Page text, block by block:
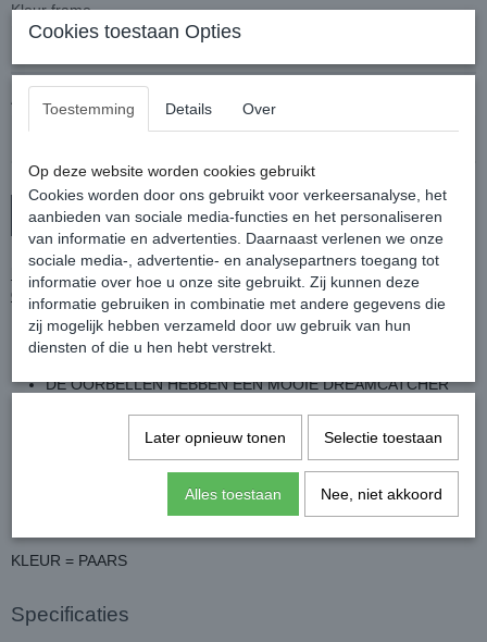
Kleur frame
Aantal
In winkelwagen
HANDGEMAAKTE BOHO HIPPIE DREAMCATCHER
OORBELLEN MET VEREN, TYPE MYSTICAL SPIRITS
PRACHTIGE HANDGEMAAKTE OORBELLEN MET MOOIE
PAARSE VEREN
DE OORBELLEN HEBBEN EEN MOOIE DREAMCATCHER
DE OORBELLEN WORDEN MET DE HANDGEMAAKT EN
DEZE ZIJN DAAROM UNIEK IN HUN SOORT
FRAME = ZILVER OF GOUD
KLEUR = PAARS
Specificaties
Cookies toestaan Opties
Toestemming Details Over
Op deze website worden cookies gebruikt
Cookies worden door ons gebruikt voor verkeersanalyse, het
aanbieden van sociale media-functies en het personaliseren
van informatie en advertenties. Daarnaast verlenen we onze
sociale media-, advertentie- en analysepartners toegang tot
informatie over hoe u onze site gebruikt. Zij kunnen deze
informatie gebruiken in combinatie met andere gegevens die
zij mogelijk hebben verzameld door uw gebruik van hun
diensten of die u hen hebt verstrekt.
Later opnieuw tonen Selectie toestaan
Alles toestaan Nee, niet akkoord